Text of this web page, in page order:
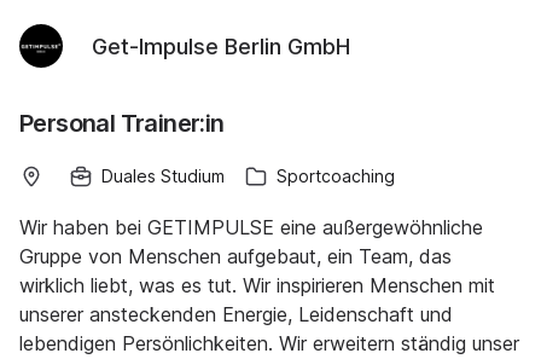
Get-Impulse Berlin GmbH
Personal Trainer:in
Duales Studium Sportcoaching
Wir haben bei GETIMPULSE eine außergewöhnliche
Gruppe von Menschen aufgebaut, ein Team, das
wirklich liebt, was es tut. Wir inspirieren Menschen mit
unserer ansteckenden Energie, Leidenschaft und
lebendigen Persönlichkeiten. Wir erweitern ständig unser